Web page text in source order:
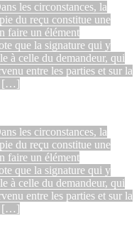
les circonstances, la
du reçu constitue une
faire un élément
que la signature qui y
à celle du demandeur, qui
entre les parties et sur la
[…]
les circonstances, la
du reçu constitue une
faire un élément
que la signature qui y
à celle du demandeur, qui
entre les parties et sur la
[…]